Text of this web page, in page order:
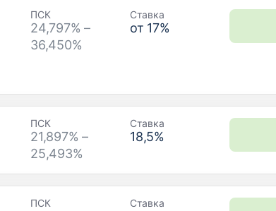
ПСК
24,797% –
36,450%
Ставка
от 17%
ПСК
21,897% –
25,493%
Ставка
18,5%
ПСК Ставка